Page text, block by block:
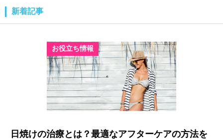
新着記事
お役立ち情報
日焼けの治療とは？最適なアフターケアの方法を